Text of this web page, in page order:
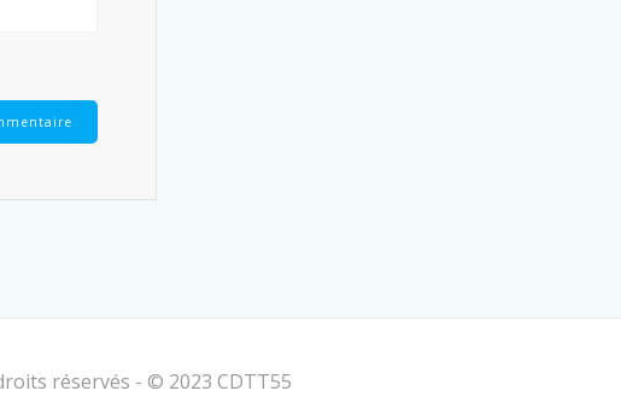
réservés - © 2023 CDTT55